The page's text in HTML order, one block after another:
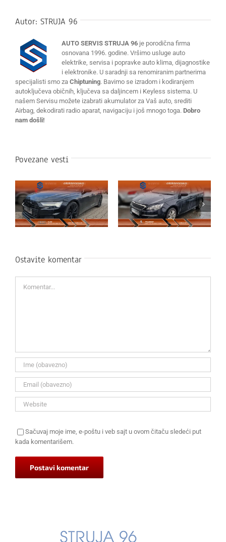
Autor: STRUJA 96
AUTO SERVIS STRUJA 96 je porodična firma
osnovana 1996. godine. Vršimo usluge auto
elektrike, servisa i popravke auto klima, dijagnostike
i elektronike. U saradnji sa renomiranim partnerima
specijalisti smo za Chiptuning. Bavimo se izradom i kodiranjem
autoključeva običnih, ključeva sa daljincem i Keyless sistema. U
našem Servisu možete izabrati akumulator za Vaš auto, srediti
Airbag, dekodirati radio aparat, navigaciju i još mnogo toga. Dobro
nam došli!
Povezane vesti
Ostavite komentar
Sačuvaj moje ime, e-poštu i veb sajt u ovom čitaču sledeći put
kada komentarišem.